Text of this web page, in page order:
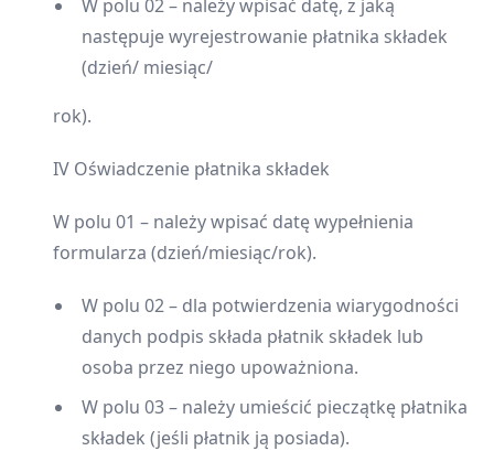
W polu 02 – należy wpisać datę, z jaką
następuje wyrejestrowanie płatnika składek
(dzień/ miesiąc/
rok).
IV Oświadczenie płatnika składek
W polu 01 – należy wpisać datę wypełnienia
formularza (dzień/miesiąc/rok).
W polu 02 – dla potwierdzenia wiarygodności
danych podpis składa płatnik składek lub
osoba przez niego upoważniona.
W polu 03 – należy umieścić pieczątkę płatnika
składek (jeśli płatnik ją posiada).